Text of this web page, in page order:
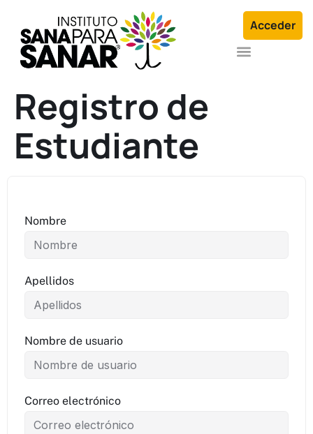
Acceder
Registro de
Estudiante
Nombre
Apellidos
Nombre de usuario
Correo electrónico